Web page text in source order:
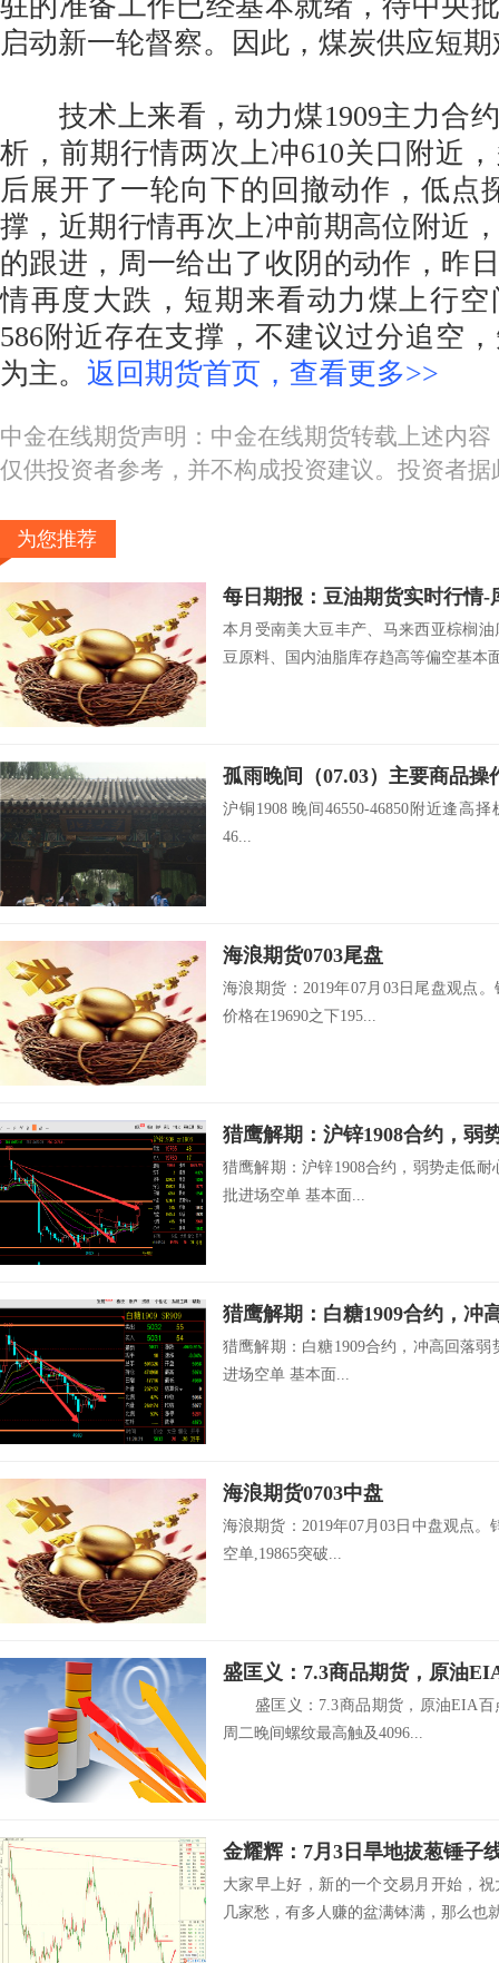
启动新一轮督察。因此，煤炭供应短
技术上来看，动力煤1909主力合
析，前期行情两次上冲610关口附近
后展开了一轮向下的回撤动作，低点
撑，近期行情再次上冲前期高位附近
的跟进，周一给出了收阴的动作，昨
情再度大跌，短期来看动力煤上行
586附近存在支撑，不建议过分追空
为主。 返回期货首页，查看更多>>
中金在线期货声明：中金在线期货转载上述内
仅供投资者参考，并不构成投资建议。投资者
为您推荐
本月受南美大豆丰产、马来西亚棕榈
豆原料、国内油脂库存趋高等偏空基本
孤雨晚间（07.03）主要商品操
沪铜1908 晚间46550-46850附近逢高
46...
海浪期货0703尾盘
海浪期货：2019年07月03日尾盘观点
价格在19690之下195...
猎鹰解期：沪锌1908合约，弱势走低耐
批进场空单 基本面...
猎鹰解期：白糖1909合约，冲高回落弱
进场空单 基本面...
海浪期货0703中盘
海浪期货：2019年07月03日中盘观点。
空单,19865突破...
盛匡义：7.3商品期货，原油
盛匡义：7.3商品期货，原油EIA百
周二晚间螺纹最高触及4096...
金耀辉：7月3日旱地拔葱锤子
大家早上好，新的一个交易月开始，
几家愁，有多人赚的盆满钵满，那么也